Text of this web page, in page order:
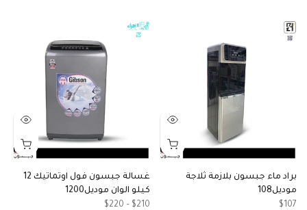
براد ماء جبسون بلازمة ثلاجة
موديل108
$107
غسالة جبسون فول اوتماتيك 12
كيلو الوان موديل1200
$210 – $220